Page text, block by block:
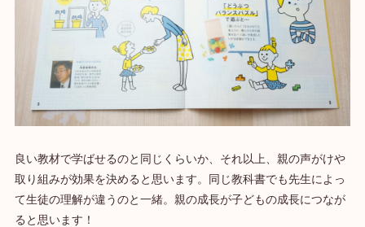
良い教材で学ばせるのと同じくらいか、それ以上、親の声がけや
取り組みが効果を決めると思います。同じ教科書でも先生によっ
て生徒の理解が違うのと一緒。親の成長が子どもの成長につなが
ると思います！